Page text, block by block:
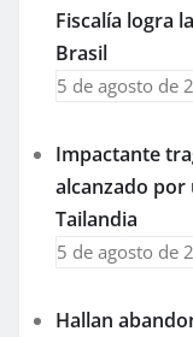
Fiscalía logra
Brasil
5 de agosto de
Impactante
alcanzado
Tailandia
5 de agosto de
Hallan